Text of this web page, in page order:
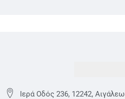
Ιερά Οδός 236, 12242, Αιγάλεω